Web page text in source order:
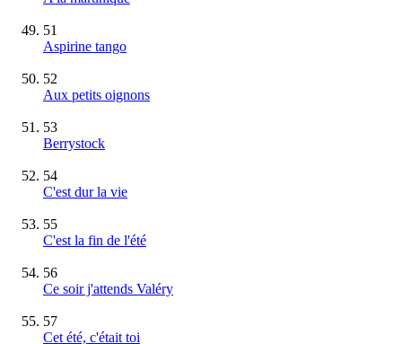
51
Aspirine tango
52
Aux petits oignons
53
Berrystock
54
C'est dur la vie
55
C'est la fin de l'été
56
Ce soir j'attends Valéry
57
Cet été, c'était toi